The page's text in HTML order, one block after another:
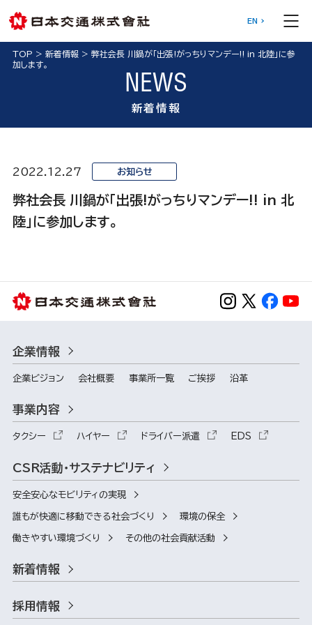
EN
TOP > 新着情報> 弊社会長 川鍋が「出張!がっちりマンデー!! in 北陸」に参
加します。
NEWS
新着情報
2022.12.27 お知らせ
弊社会長 川鍋が「出張!がっちりマンデー!! in 北
陸」に参加します。
企業情報
企業ビジョン 会社概要 事業所一覧 ご挨拶 沿革
事業内容
タクシー ハイヤー ドライバー派遣 EDS
CSR活動・サステナビリティ
安全安心なモビリティの実現
誰もが快適に移動できる社会づくり 環境の保全
働きやすい環境づくり その他の社会貢献活動
新着情報
採用情報